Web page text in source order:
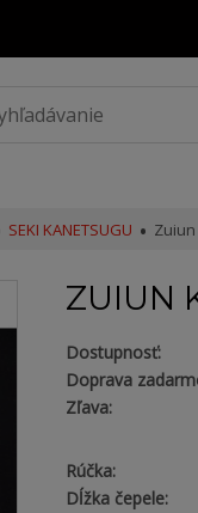
SEKI KANETSUGU Zuiun
ZUIUN
Dostupnosť:
Doprava
Zľava:
Rúčka:
Dĺžka čepele: